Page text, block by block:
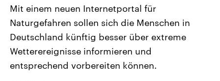
Landtagswahl Sachsen-Anhalt
2026
Alle Informationen
Sachsen-Anhalt wählt am 6.
September 2026 einen neuen
Landtag. Seit 2021 wird das
USA
Aktuelle Beiträge,
Hintergründe
Wirtschaftlich und
gehören die Vereinigten
den mächtigsten Ländern
Mit einem neuen Internetportal für
Naturgefahren sollen sich die Menschen in
Deutschland künftig besser über extreme
Wetterereignisse informieren und
entsprechend vorbereiten können.